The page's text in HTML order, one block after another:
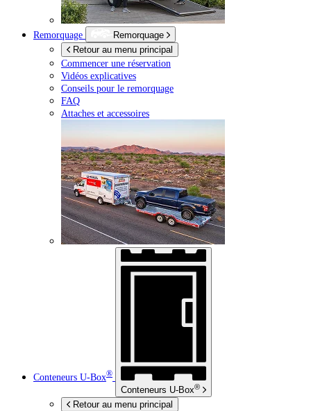
Remorquage
Remorquage
Retour au menu principal
Commencer une réservation
Vidéos explicatives
Conseils pour le remorquage
FAQ
Attaches et accessoires
Conteneurs U-Box®
Conteneurs U-Box®
Retour au menu principal